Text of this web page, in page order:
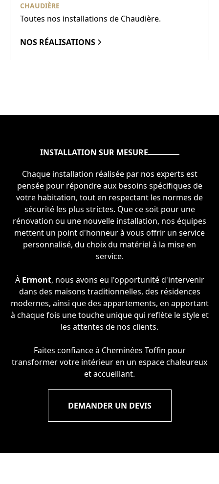
CHAUDIÈRE
Toutes nos installations de Chaudière.
NOS RÉALISATIONS
INSTALLATION SUR MESURE
Chaque installation réalisée par nos experts est
pensée pour répondre aux besoins spécifiques de
votre habitation, tout en respectant les normes de
sécurité les plus strictes. Que ce soit pour une
rénovation ou une nouvelle installation, nos équipes
mettent un point d'honneur à vous offrir un service
personnalisé, du choix du matériel à la mise en
service.
À Ermont, nous avons eu l'opportunité d'intervenir
dans des maisons traditionnelles, des résidences
modernes, ainsi que des appartements, en apportant
à chaque fois une touche unique qui reflète le style et
les attentes de nos clients.
Faites confiance à Cheminées Toffin pour
transformer votre intérieur en un espace chaleureux
et accueillant.
DEMANDER UN DEVIS